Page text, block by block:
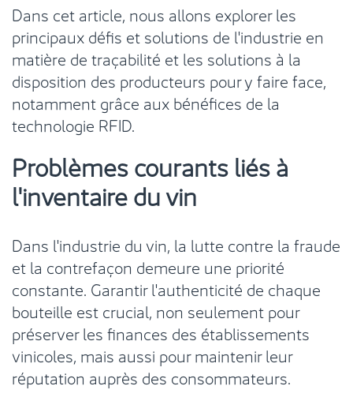
Dans cet article, nous allons explorer les
principaux défis et solutions de l'industrie en
matière de traçabilité et les solutions à la
disposition des producteurs pour y faire face,
notamment grâce aux bénéfices de la
technologie RFID.
Problèmes courants liés à
l'inventaire du vin
Dans l'industrie du vin, la lutte contre la fraude
et la contrefaçon demeure une priorité
constante. Garantir l'authenticité de chaque
bouteille est crucial, non seulement pour
préserver les finances des établissements
vinicoles, mais aussi pour maintenir leur
réputation auprès des consommateurs.